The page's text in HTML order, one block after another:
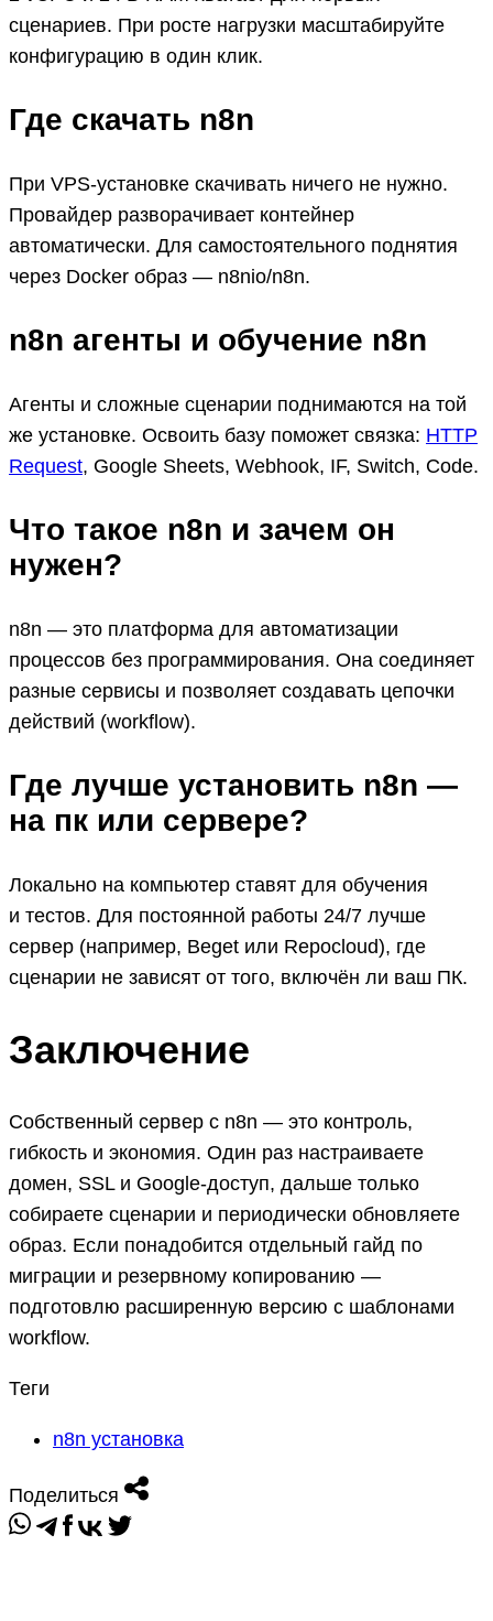
сценариев. При росте нагрузки масштабируйте
конфигурацию в один клик.
Где скачать n8n
При VPS-установке скачивать ничего не нужно.
Провайдер разворачивает контейнер
автоматически. Для самостоятельного поднятия
через Docker образ — n8nio/n8n.
n8n агенты и обучение n8n
Агенты и сложные сценарии поднимаются на той
же установке. Освоить базу поможет связка: HTTP
Request, Google Sheets, Webhook, IF, Switch, Code.
Что такое n8n и зачем он
нужен?
n8n — это платформа для автоматизации
процессов без программирования. Она соединяет
разные сервисы и позволяет создавать цепочки
действий (workflow).
Где лучше установить n8n —
на пк или сервере?
Локально на компьютер ставят для обучения
и тестов. Для постоянной работы 24/7 лучше
сервер (например, Beget или Repocloud), где
сценарии не зависят от того, включён ли ваш ПК.
Заключение
Собственный сервер с n8n — это контроль,
гибкость и экономия. Один раз настраиваете
домен, SSL и Google-доступ, дальше только
собираете сценарии и периодически обновляете
образ. Если понадобится отдельный гайд по
миграции и резервному копированию —
подготовлю расширенную версию с шаблонами
workflow.
Теги
n8n установка
Поделиться